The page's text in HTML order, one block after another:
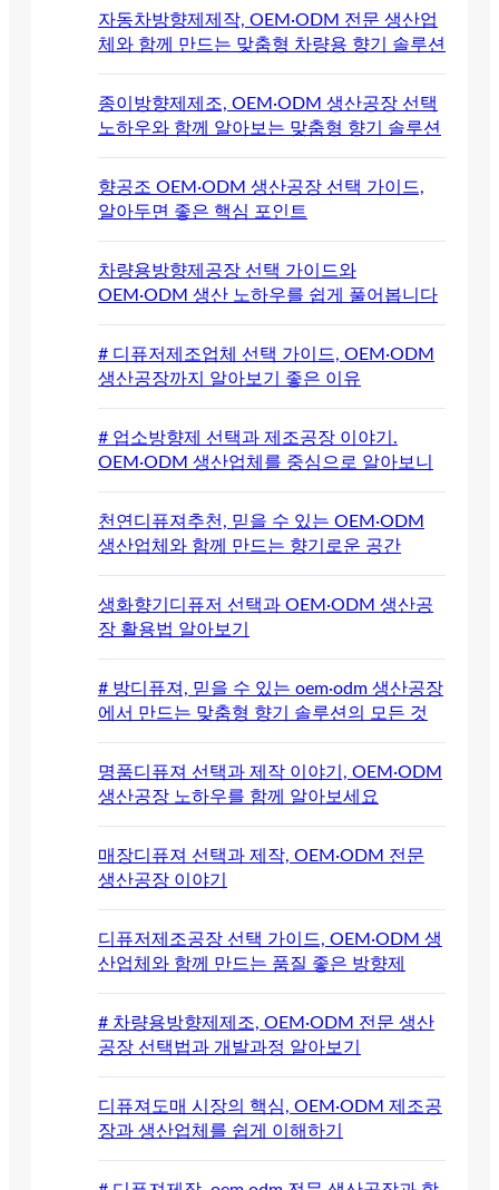
자동차방향제제작, OEM·ODM 전문 생산업
체와 함께 만드는 맞춤형 차량용 향기 솔루션
종이방향제제조, OEM·ODM 생산공장 선택
노하우와 함께 알아보는 맞춤형 향기 솔루션
향공조 OEM·ODM 생산공장 선택 가이드,
알아두면 좋은 핵심 포인트
차량용방향제공장 선택 가이드와
OEM·ODM 생산 노하우를 쉽게 풀어봅니다
# 디퓨저제조업체 선택 가이드, OEM·ODM
생산공장까지 알아보기 좋은 이유
# 업소방향제 선택과 제조공장 이야기.
OEM·ODM 생산업체를 중심으로 알아보니
천연디퓨져추천, 믿을 수 있는 OEM·ODM
생산업체와 함께 만드는 향기로운 공간
생화향기디퓨저 선택과 OEM·ODM 생산공
장 활용법 알아보기
# 방디퓨져, 믿을 수 있는 oem·odm 생산공장
에서 만드는 맞춤형 향기 솔루션의 모든 것
명품디퓨져 선택과 제작 이야기, OEM·ODM
생산공장 노하우를 함께 알아보세요
매장디퓨져 선택과 제작, OEM·ODM 전문
생산공장 이야기
디퓨저제조공장 선택 가이드, OEM·ODM 생
산업체와 함께 만드는 품질 좋은 방향제
# 차량용방향제제조, OEM·ODM 전문 생산
공장 선택법과 개발과정 알아보기
디퓨져도매 시장의 핵심, OEM·ODM 제조공
장과 생산업체를 쉽게 이해하기